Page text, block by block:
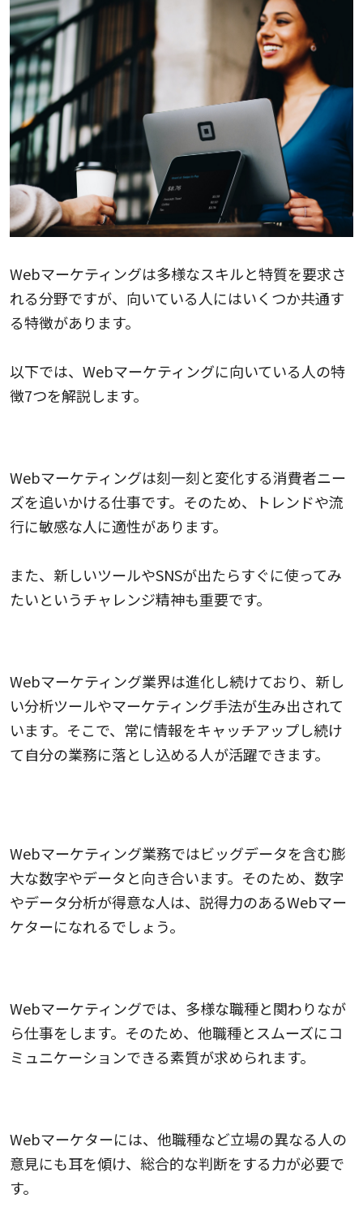
Webマーケティングは多様なスキルと特質を要求さ
れる分野ですが、向いている人にはいくつか共通す
る特徴があります。
以下では、Webマーケティングに向いている人の特
徴7つを解説します。
Webマーケティングは刻一刻と変化する消費者ニー
ズを追いかける仕事です。そのため、トレンドや流
行に敏感な人に適性があります。
また、新しいツールやSNSが出たらすぐに使ってみ
たいというチャレンジ精神も重要です。
Webマーケティング業界は進化し続けており、新し
い分析ツールやマーケティング手法が生み出されて
います。そこで、常に情報をキャッチアップし続け
て自分の業務に落とし込める人が活躍できます。
Webマーケティング業務ではビッグデータを含む膨
大な数字やデータと向き合います。そのため、数字
やデータ分析が得意な人は、説得力のあるWebマー
ケターになれるでしょう。
Webマーケティングでは、多様な職種と関わりなが
ら仕事をします。そのため、他職種とスムーズにコ
ミュニケーションできる素質が求められます。
Webマーケターには、他職種など立場の異なる人の
意見にも耳を傾け、総合的な判断をする力が必要で
す。